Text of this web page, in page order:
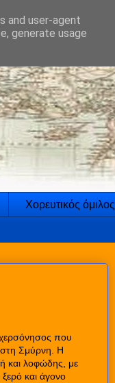
Χορευτικός όμιλος
χερσόνησος που
στη Σμύρνη. Η
και λοφώδης, με
και άγονο
and user-agent
generate usage